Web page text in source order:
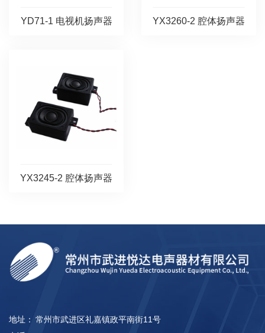
YD71-1 电视机扬声器 YX3260-2 腔体扬声器
YX3245-2 腔体扬声器
地址： 常州市武进区礼嘉镇政平南街11号